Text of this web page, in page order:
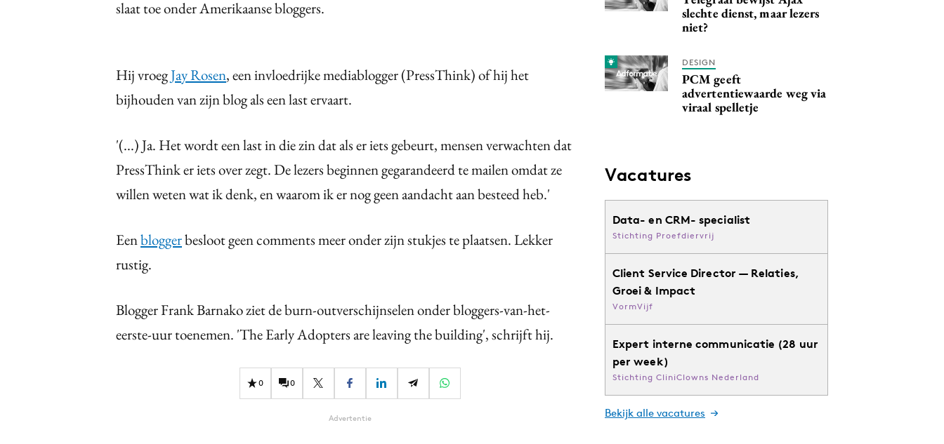
slaat toe onder Amerikaanse bloggers.
Hij vroegJay Rosen, een invloedrijke mediablogger (PressThink) of hij het
bijhouden van zijn blog als een last ervaart.
'(...) Ja. Het wordt een last in die zin dat als er iets gebeurt, mensen verwachten dat
PressThink er iets over zegt. De lezers beginnen gegarandeerd te mailen omdat ze
willen weten wat ik denk, en waarom ik er nog geen aandacht aan besteed heb.'
Eenbloggerbesloot geen comments meer onder zijn stukjes te plaatsen. Lekker
rustig.
Blogger Frank Barnako ziet de burn-outverschijnselen onder bloggers-van-het-
eerste-uur toenemen. 'The Early Adopters are leaving the building', schrijft hij.
0 0
Advertentie
slechte dienst, maar lezers
niet?
DESIGN
PCM geeft
advertentiewaarde weg via
viraal spelletje
Vacatures
Data- en CRM- specialist
Stichting Proefdiervrij
Client Service Director — Relaties,
Groei & Impact
VormVijf
Expert interne communicatie (28 uur
per week)
Stichting CliniClowns Nederland
Bekijk alle vacatures